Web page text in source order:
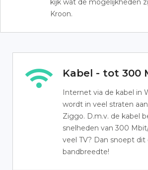
kijk wat de mogelijkheden
Kroon.
Kabel - tot 300
Internet via de kabel in
wordt in veel straten
Ziggo. D.m.v. de kabel
snelheden van 300
veel TV? Dan snoept dit
bandbreedte!